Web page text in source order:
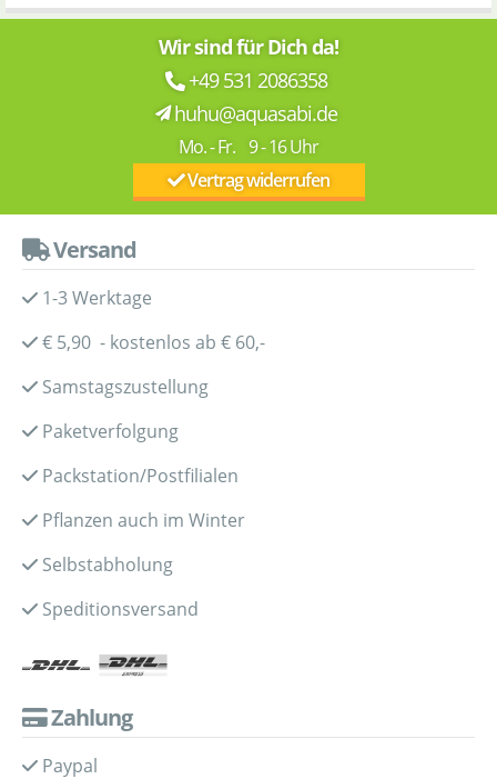
Wir sind für Dich da!
+49 531 2086358
huhu@aquasabi.de
Mo. - Fr. 9 - 16 Uhr
Vertrag widerrufen
Versand
1-3 Werktage
€ 5,90 - kostenlos ab € 60,-
Samstagszustellung
Paketverfolgung
Packstation/Postfilialen
Pflanzen auch im Winter
Selbstabholung
Speditionsversand
Zahlung
Paypal